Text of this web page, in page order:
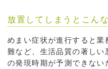
放置してしまうとこん
めまい症状が進行すると
難など、生活品質の著し
の発現時期が予測できない